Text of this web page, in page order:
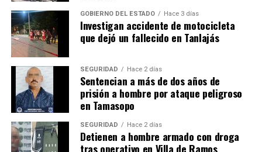
GOBIERNO DEL ESTADO Hace 3 días
Investigan accidente de motocicleta
que dejó un fallecido en Tanlajás
SEGURIDAD Hace 2 días
Sentencian a más de dos años de
prisión a hombre por ataque peligroso
en Tamasopo
SEGURIDAD Hace 2 días
Detienen a hombre armado con droga
tras operativo en Villa de Ramos